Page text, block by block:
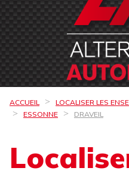
ACCUEIL LOCALISER LES
ESSONNE
DRAVEIL